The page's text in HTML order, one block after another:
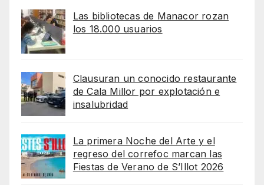
Las bibliotecas de Manacor rozan
los 18.000 usuarios
Clausuran un conocido restaurante
de Cala Millor por explotación e
insalubridad
La primera Noche del Arte y el
regreso del correfoc marcan las
Fiestas de Verano de S’Illot 2026